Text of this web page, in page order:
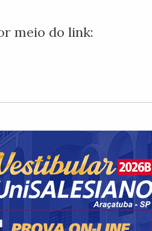
meio do link: